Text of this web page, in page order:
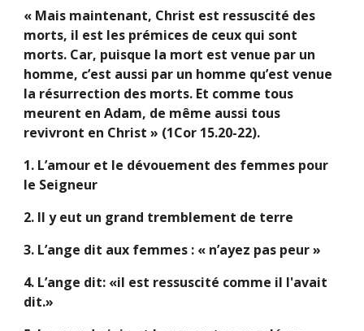
« Mais maintenant, Christ est ressuscité des
morts, il est les prémices de ceux qui sont
morts. Car, puisque la mort est venue par un
homme, c’est aussi par un homme qu’est venue
la résurrection des morts. Et comme tous
meurent en Adam, de même aussi tous
revivront en Christ » (1Cor 15.20-22).
1. L’amour et le dévouement des femmes pour
le Seigneur
2. Il y eut un grand tremblement de terre
3. L’ange dit aux femmes : « n’ayez pas peur »
4. L’ange dit: «il est ressuscité comme il l'avait
dit.»